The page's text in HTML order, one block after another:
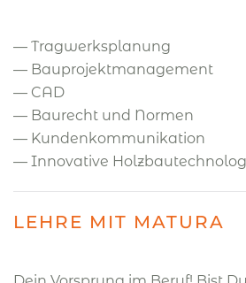
— Tragwerksplanung
— Bauprojektmanagement
— CAD
— Baurecht und Normen
— Kundenkommunikation
— Innovative
LEHRE MIT MATURA